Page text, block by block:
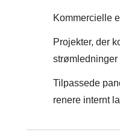
Kommercielle
Projekter, der
strømledninger
Tilpassede
renere internt